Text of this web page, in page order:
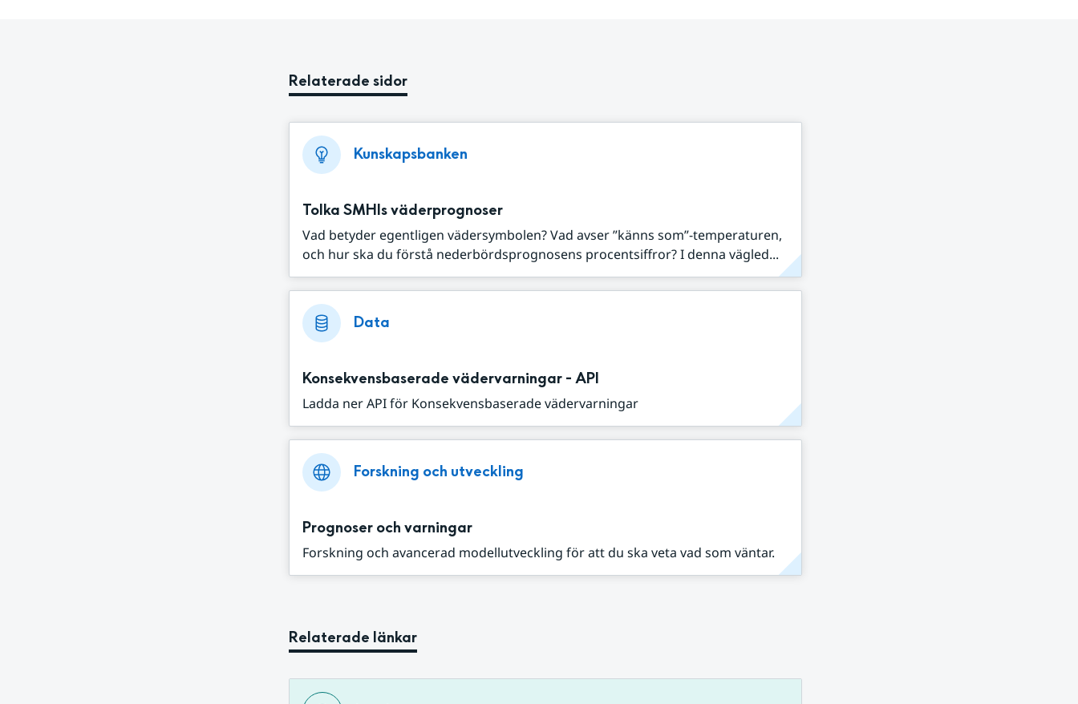
Relaterade sidor
Kunskapsbanken
Tolka SMHIs väderprognoser
Vad betyder egentligen vädersymbolen? Vad avser ”känns som”-temperaturen,
och hur ska du förstå nederbördsprognosens procentsiffror? I denna vägled...
Data
Konsekvensbaserade vädervarningar - API
Ladda ner API för Konsekvensbaserade vädervarningar
Forskning och utveckling
Prognoser och varningar
Forskning och avancerad modellutveckling för att du ska veta vad som väntar.
Relaterade länkar